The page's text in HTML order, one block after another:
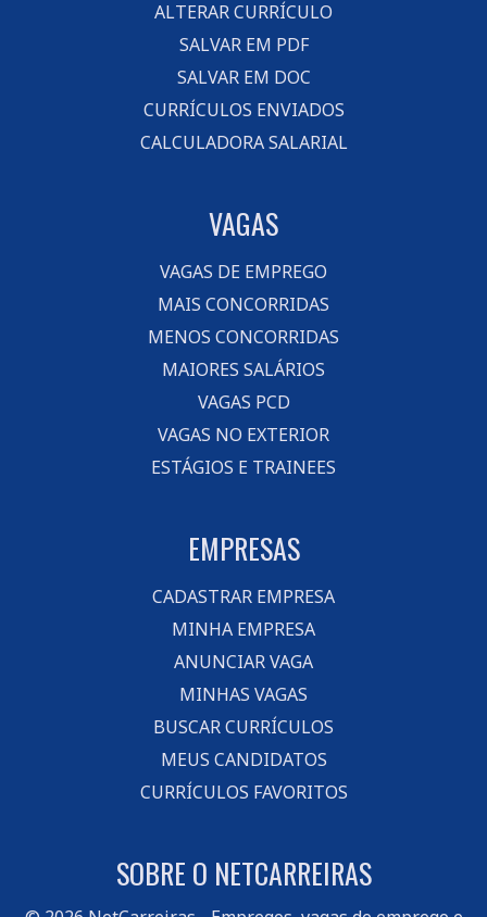
ALTERAR CURRÍCULO
SALVAR EM PDF
SALVAR EM DOC
CURRÍCULOS ENVIADOS
CALCULADORA SALARIAL
VAGAS
VAGAS DE EMPREGO
MAIS CONCORRIDAS
MENOS CONCORRIDAS
MAIORES SALÁRIOS
VAGAS PCD
VAGAS NO EXTERIOR
ESTÁGIOS E TRAINEES
EMPRESAS
CADASTRAR EMPRESA
MINHA EMPRESA
ANUNCIAR VAGA
MINHAS VAGAS
BUSCAR CURRÍCULOS
MEUS CANDIDATOS
CURRÍCULOS FAVORITOS
SOBRE O NETCARREIRAS